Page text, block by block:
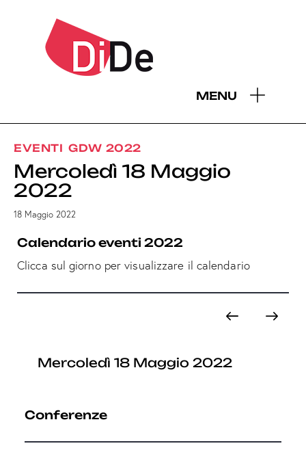
MENU
EVENTI GDW 2022
Mercoledì 18 Maggio
2022
18 Maggio 2022
Calendario eventi 2022
Clicca sul giorno per visualizzare il calendario
Mercoledì 18 Maggio 2022
Conferenze